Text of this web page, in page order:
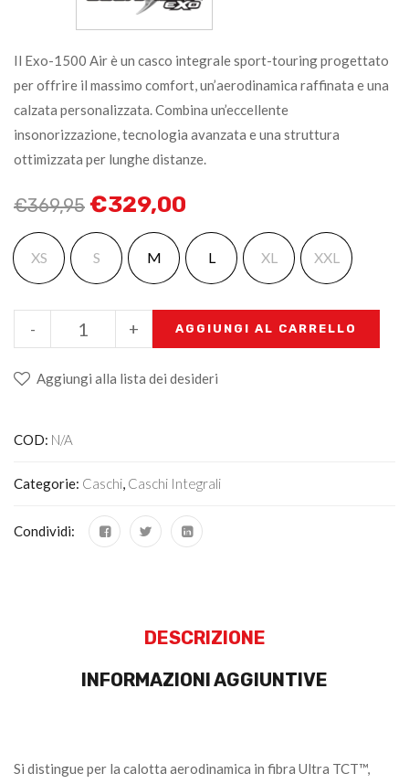
Il Exo-1500 Air è un casco integrale sport-touring progettato
per offrire il massimo comfort, un’aerodinamica raffinata e una
calzata personalizzata. Combina un’eccellente
insonorizzazione, tecnologia avanzata e una struttura
ottimizzata per lunghe distanze.
€369,95 €329,00
XS S M L XL XXL
+
- AGGIUNGI AL CARRELLO
Aggiungi alla lista dei desideri
COD: N/A
Categorie: Caschi, Caschi Integrali
Condividi:
DESCRIZIONE
INFORMAZIONI AGGIUNTIVE
Si distingue per la calotta aerodinamica in fibra Ultra TCT™,